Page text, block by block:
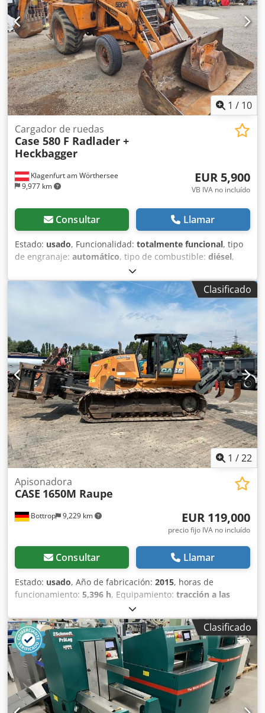
1 / 10
Klagenfurt am Wörthersee
9,977 km
Cargador de ruedas
Case 580 F Radlader +
Heckbagger
EUR 5,900
VB IVA no incluído
Consultar Llamar
Estado: usado, Funcionalidad: totalmente funcional, tipo
de engranaje: automático, tipo de combustible: diésel,
, configuración de ejes:
primer registro:10/1977, Año de fabricación:1977,
Equipamiento:hidráulica, Técnicamente en buen estado
Credpfx Alot S Idrsrof
Clasificado
1 /22
Bottrop 9,229 km
Apisonadora
CASE 1650M Raupe
EUR 119,000
precio fijo IVA no incluído
Consultar Llamar
Estado: usado, Año de fabricación: 2015, horas de
funcionamiento: 5,396 h, Equipamiento: tracción a las
, CATERPILLAR Modelo: 1650M Peso en vacío:
19 200 kg Potencia: 122 kW Horas de trabajo: 5396
Equipamiento: - Asiento calefactado - Aire acondicionado -
Radio - Rastrillo trasero con 3 dientes - Dispositivos y
rejillas de protección de la cabina en la parte delantera -
Pala niveladora (plegable hidráulicamente) Cjdpozhyrmefx
Alrjrf Con gusto le brindamos asistencia también en el
área de financiación/arrendamiento a través de nuestros
socios. Todos los datos sin garantía. Salvo error y omisión.
Clasificado